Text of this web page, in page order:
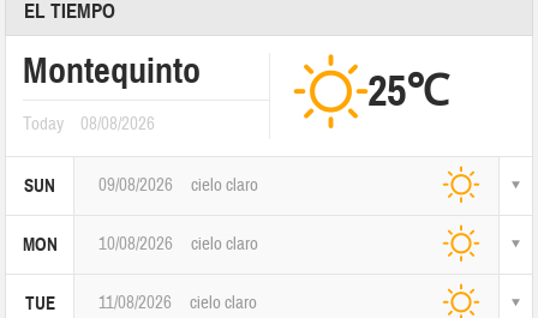
EL TIEMPO
Montequinto
Today 08/08/2026
25℃
SUN 09/08/2026 cielo claro
MON 10/08/2026 cielo claro
TUE 11/08/2026 cielo claro